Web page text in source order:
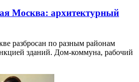
Москва: архитектурный
разбросан по разным районам
зданий. Дом-коммуна, рабочий